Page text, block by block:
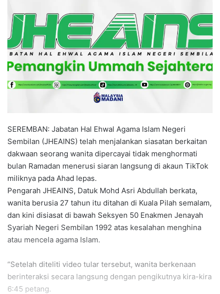
m
a
i
l
SEREMBAN: Jabatan Hal Ehwal Agama Islam Negeri
Sembilan (JHEAINS) telah menjalankan siasatan berkaitan
dakwaan seorang wanita dipercayai tidak menghormati
bulan Ramadan menerusi siaran langsung di akaun TikTok
miliknya pada Ahad lepas.
Pengarah JHEAINS, Datuk Mohd Asri Abdullah berkata,
wanita berusia 27 tahun itu ditahan di Kuala Pilah semalam,
dan kini disiasat di bawah Seksyen 50 Enakmen Jenayah
Syariah Negeri Sembilan 1992 atas kesalahan menghina
atau mencela agama Islam.
“Setelah diteliti video tular tersebut, wanita berkenaan
berinteraksi secara langsung dengan pengikutnya kira-kira
6:45 petang.